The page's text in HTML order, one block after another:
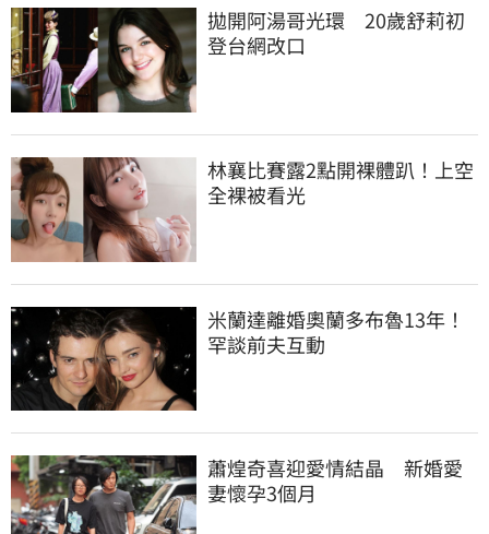
拋開阿湯哥光環　20歲舒莉初
登台網改口
林襄比賽露2點開裸體趴！上空
全裸被看光
米蘭達離婚奧蘭多布魯13年！
罕談前夫互動
蕭煌奇喜迎愛情結晶　新婚愛
妻懷孕3個月